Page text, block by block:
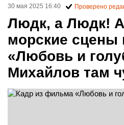
Людк, а Людк!
морские
«Любовь и
Михайлов там
30 мая 2025 16:40 Проверено